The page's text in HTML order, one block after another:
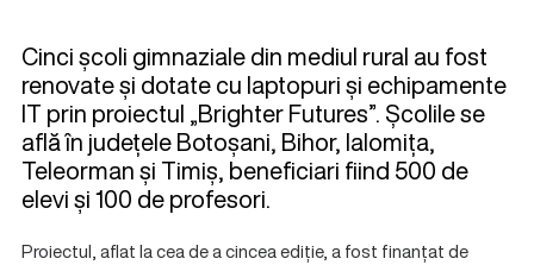
Cinci școli gimnaziale din mediul rural au fost
renovate și dotate cu laptopuri și echipamente
IT prin proiectul „Brighter Futures”. Școlile se
află în județele Botoșani, Bihor, Ialomița,
Teleorman și Timiș, beneficiari fiind 500 de
elevi și 100 de profesori.
Proiectul, aflat la cea de a cincea ediție, a fost finanțat de